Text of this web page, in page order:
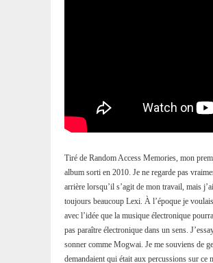
Tiré de Random Access Memories, mon
album sorti en 2010. Je ne regarde pas
arrière lorsqu’il s’agit de mon travail, mais
toujours beaucoup Lexi. À l’époque je
avec l’idée que la musique électronique
pas paraître électronique dans un sens.
sonner comme Mogwai. Je me souviens de
demandaient qui était aux percussions sur ce